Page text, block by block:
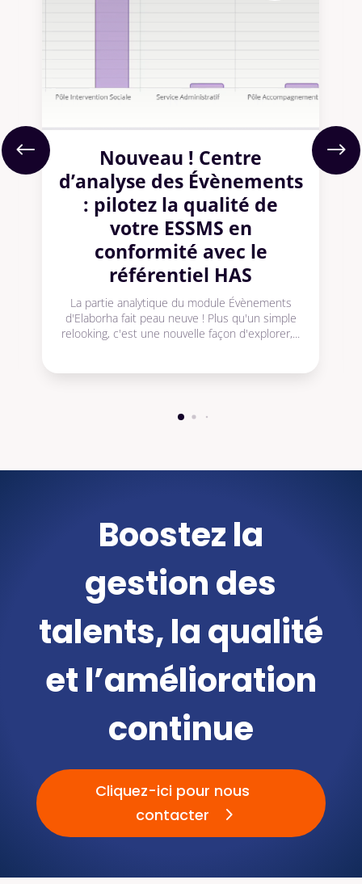
Nouveau ! Centre
d’analyse des Évènements
: pilotez la qualité de
votre ESSMS en
conformité avec le
référentiel HAS
La partie analytique du module Évènements
d'Elaborha fait peau neuve ! Plus qu'un simple
relooking, c'est une nouvelle façon d'explorer,...
Boostez la
gestion des
talents, la qualité
et l’amélioration
continue
Cliquez-ici pour nous
contacter